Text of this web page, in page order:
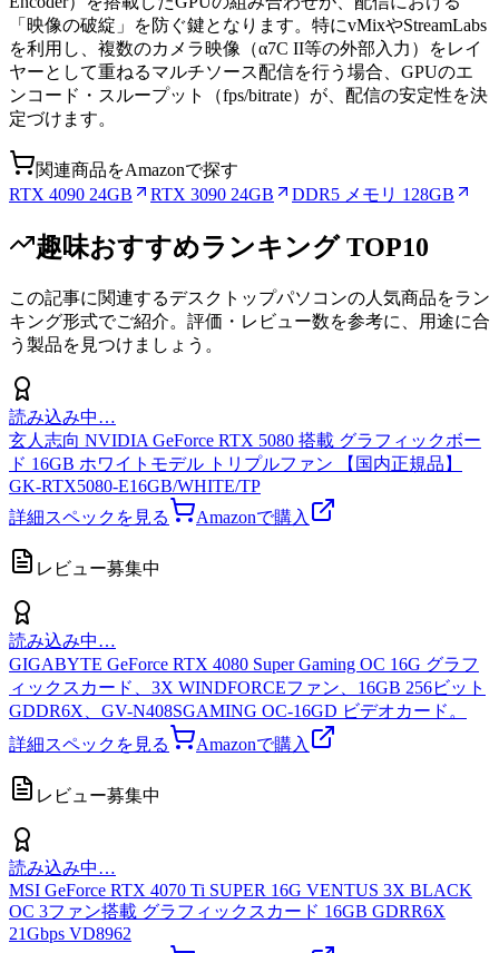
「映像の破綻」を防ぐ鍵となります。特にvMixやStreamLabs
を利用し、複数のカメラ映像（α7C II等の外部入力）をレイ
ヤーとして重ねるマルチソース配信を行う場合、GPUのエ
ンコード・スループット（fps/bitrate）が、配信の安定性を決
定づけます。
関連商品をAmazonで探す
RTX 4090 24GB
RTX 3090 24GB DDR5 メモリ 128GB
趣味おすすめランキング TOP10
この記事に関連するデスクトップパソコンの人気商品をラン
キング形式でご紹介。評価・レビュー数を参考に、用途に合
う製品を見つけましょう。
読み込み中…
玄人志向 NVIDIA GeForce RTX 5080 搭載 グラフィックボー
ド 16GB ホワイトモデル トリプルファン 【国内正規品】
GK-RTX5080-E16GB/WHITE/TP
詳細スペックを見る
Amazonで購入
レビュー募集中
読み込み中…
GIGABYTE GeForce RTX 4080 Super Gaming OC 16G グラフ
ィックスカード、3X WINDFORCEファン、16GB 256ビット
GDDR6X、GV-N408SGAMING OC-16GD ビデオカード。
詳細スペックを見る
Amazonで購入
レビュー募集中
読み込み中…
MSI GeForce RTX 4070 Ti SUPER 16G VENTUS 3X BLACK
OC 3ファン搭載 グラフィックスカード 16GB GDRR6X
21Gbps VD8962